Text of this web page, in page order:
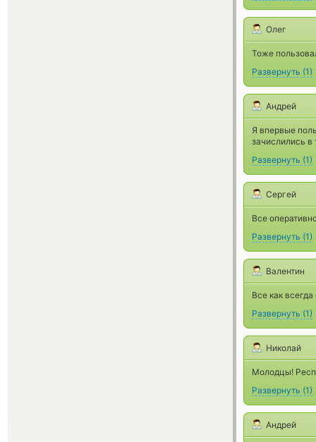
Олег
Тоже
Развернуть (1)
Андрей
Я впервые
зачислились в
Развернуть (1)
Сергей
Все
Развернуть (1)
Валентин
Все как
Развернуть (1)
Николай
Молодцы!
Развернуть (1)
Андрей